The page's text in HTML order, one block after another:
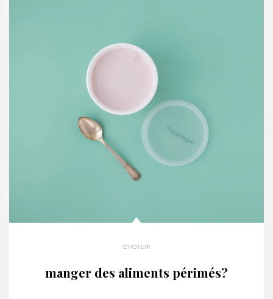
choisir
manger des aliments périmés?